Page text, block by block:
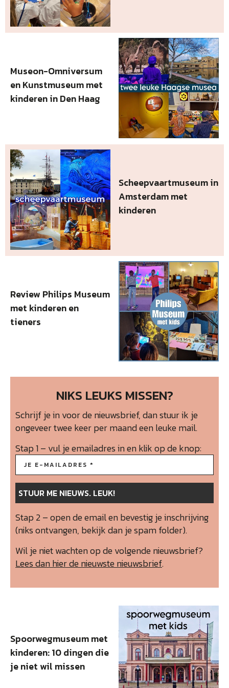
Museon-Omniversum
en Kunstmuseum met
kinderen in Den Haag
Scheepvaartmuseum in
Amsterdam met
kinderen
Review Philips Museum
met kinderen en
tieners
NIKS LEUKS MISSEN?
Schrijf je in voor de nieuwsbrief, dan stuur ik je
ongeveer twee keer per maand een leuke mail.
Stap 1 – vul je emailadres in en klik op de knop:
Stap 2 – open de email en bevestig je inschrijving
(niks ontvangen, bekijk dan je spam folder).
Wil je niet wachten op de volgende nieuwsbrief?
Lees dan hier de nieuwste nieuwsbrief.
Spoorwegmuseum met
kinderen: 10 dingen die
je niet wil missen